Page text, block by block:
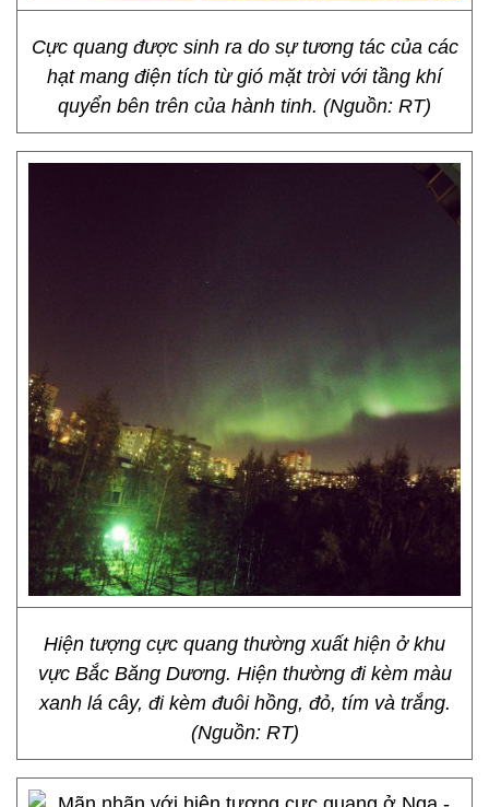
Cực quang được sinh ra do sự tương tác của các
hạt mang điện tích từ gió mặt trời với tầng khí
quyển bên trên của hành tinh. (Nguồn: RT)
Hiện tượng cực quang thường xuất hiện ở khu
vực Bắc Băng Dương. Hiện thường đi kèm màu
xanh lá cây, đi kèm đuôi hồng, đỏ, tím và trắng.
(Nguồn: RT)